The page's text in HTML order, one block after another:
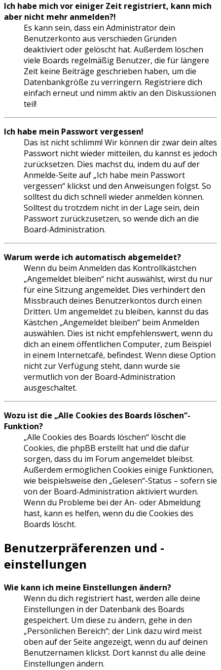
Ich habe mich vor einiger Zeit registriert, kann mich
aber nicht mehr anmelden?!
Es kann sein, dass ein Administrator dein
Benutzerkonto aus verschieden Gründen
deaktiviert oder gelöscht hat. Außerdem löschen
viele Boards regelmäßig Benutzer, die für längere
Zeit keine Beiträge geschrieben haben, um die
Datenbankgröße zu verringern. Registriere dich
einfach erneut und nimm aktiv an den Diskussionen
teil!
Ich habe mein Passwort vergessen!
Das ist nicht schlimm! Wir können dir zwar dein altes
Passwort nicht wieder mitteilen, du kannst es jedoch
zurücksetzen. Dies machst du, indem du auf der
Anmelde-Seite auf „Ich habe mein Passwort
vergessen“ klickst und den Anweisungen folgst. So
solltest du dich schnell wieder anmelden können.
Solltest du trotzdem nicht in der Lage sein, dein
Passwort zurückzusetzen, so wende dich an die
Board-Administration.
Warum werde ich automatisch abgemeldet?
Wenn du beim Anmelden das Kontrollkästchen
„Angemeldet bleiben“ nicht auswählst, wirst du nur
für eine Sitzung angemeldet. Dies verhindert den
Missbrauch deines Benutzerkontos durch einen
Dritten. Um angemeldet zu bleiben, kannst du das
Kästchen „Angemeldet bleiben“ beim Anmelden
auswählen. Dies ist nicht empfehlenswert, wenn du
dich an einem öffentlichen Computer, zum Beispiel
in einem Internetcafé, befindest. Wenn diese Option
nicht zur Verfügung steht, dann wurde sie
vermutlich von der Board-Administration
ausgeschaltet.
Wozu ist die „Alle Cookies des Boards löschen“-
Funktion?
„Alle Cookies des Boards löschen“ löscht die
Cookies, die phpBB erstellt hat und die dafür
sorgen, dass du im Forum angemeldet bleibst.
Außerdem ermöglichen Cookies einige Funktionen,
wie beispielsweise den „Gelesen“-Status – sofern sie
von der Board-Administration aktiviert wurden.
Wenn du Probleme bei der An- oder Abmeldung
hast, kann es helfen, wenn du die Cookies des
Boards löscht.
Benutzerpräferenzen und -
einstellungen
Wie kann ich meine Einstellungen ändern?
Wenn du dich registriert hast, werden alle deine
Einstellungen in der Datenbank des Boards
gespeichert. Um diese zu ändern, gehe in den
„Persönlichen Bereich“; der Link dazu wird meist
oben auf der Seite angezeigt, wenn du auf deinen
Benutzernamen klickst. Dort kannst du alle deine
Einstellungen ändern.